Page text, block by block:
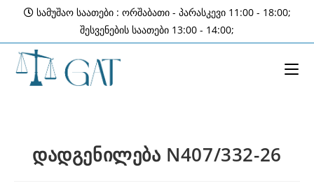
content
სამუშაო საათები : ორშაბათი - პარასკევი 11:00 - 18:00;
შესვენების საათები 13:00 - 14:00;
დადგენილება N407/332-26